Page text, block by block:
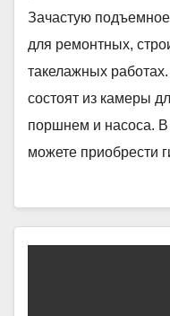
Зачастую подъемное
для ремонтных,
такелажных
состоят из камеры
поршнем и насоса.
можете приобрести